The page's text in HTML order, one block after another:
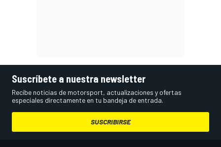
Suscríbete a nuestra newsletter
Recibe noticias de motorsport, actualizaciones y ofertas
especiales directamente en tu bandeja de entrada.
SUSCRIBIRSE